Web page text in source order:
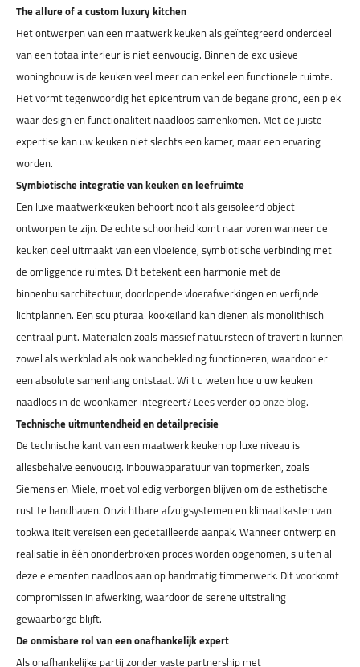
The allure of a custom luxury kitchen
Het ontwerpen van een maatwerk keuken als geïntegreerd onderdeel
van een totaalinterieur is niet eenvoudig. Binnen de exclusieve
woningbouw is de keuken veel meer dan enkel een functionele ruimte.
Het vormt tegenwoordig het epicentrum van de begane grond, een plek
waar design en functionaliteit naadloos samenkomen. Met de juiste
expertise kan uw keuken niet slechts een kamer, maar een ervaring
worden.
Symbiotische integratie van keuken en leefruimte
Een luxe maatwerkkeuken behoort nooit als geïsoleerd object
ontworpen te zijn. De echte schoonheid komt naar voren wanneer de
keuken deel uitmaakt van een vloeiende, symbiotische verbinding met
de omliggende ruimtes. Dit betekent een harmonie met de
binnenhuisarchitectuur, doorlopende vloerafwerkingen en verfijnde
lichtplannen. Een sculpturaal kookeiland kan dienen als monolithisch
centraal punt. Materialen zoals massief natuursteen of travertin kunnen
zowel als werkblad als ook wandbekleding functioneren, waardoor er
een absolute samenhang ontstaat. Wilt u weten hoe u uw keuken
naadloos in de woonkamer integreert? Lees verder oponze blog.
Technische uitmuntendheid en detailprecisie
De technische kant van een maatwerk keuken op luxe niveau is
allesbehalve eenvoudig. Inbouwapparatuur van topmerken, zoals
Siemens en Miele, moet volledig verborgen blijven om de esthetische
rust te handhaven. Onzichtbare afzuigsystemen en klimaatkasten van
topkwaliteit vereisen een gedetailleerde aanpak. Wanneer ontwerp en
realisatie in één ononderbroken proces worden opgenomen, sluiten al
deze elementen naadloos aan op handmatig timmerwerk. Dit voorkomt
compromissen in afwerking, waardoor de serene uitstraling
gewaarborgd blijft.
De onmisbare rol van een onafhankelijk expert
Als onafhankelijke partij zonder vaste partnership met